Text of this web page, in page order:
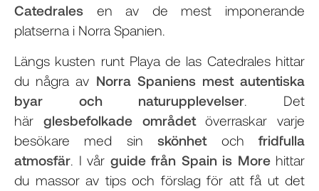
Catedrales en av de mest imponerande
platserna i Norra Spanien.
Längs kusten runt Playa de las Catedrales hittar
du några av Norra Spaniens mest autentiska
byar och naturupplevelser. Det
här glesbefolkade områdetöverraskar varje
besökare med sinskönhetochfridfulla
atmosfär. I vår guide från Spain is Morehittar
du massor av tips och förslag för att få ut det